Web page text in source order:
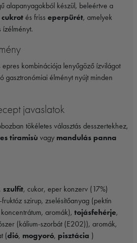
alapanyagokból készül, beleértve a
cukrot és friss eperpürét, amelyek
ízélményt.
epres kombinációja lenyűgöző ízvilágot
gasztronómiai élményt nyújt minden
javaslatok
tökéletes választás desszertekhez,
tiramisù vagy mandulás panna
szulfit, cukor, eper konzerv (17%)
szirup, zselésítőanyag (pektin
aromák), tojásfehérje,
(kálium-szorbát (E202)), aromák,
(dió, mogyoró, pisztácia )